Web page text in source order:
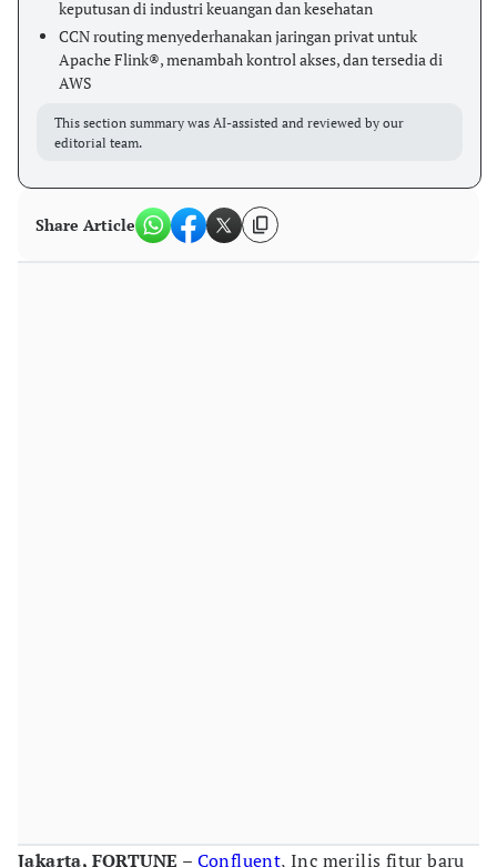
keputusan di industri keuangan dan kesehatan
CCN routing menyederhanakan jaringan privat untuk
Apache Flink®, menambah kontrol akses, dan tersedia di
AWS
This section summary was AI-assisted and reviewed by our
editorial team.
Share Article
Jakarta, FORTUNE – Confluent, Inc merilis fitur baru